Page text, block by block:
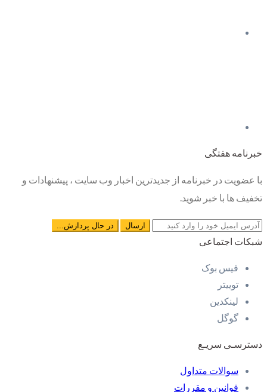
خبرنامه هفتگی
با عضویت در خبرنامه از جدیدترین اخبار وب سایت ، پیشنهادات و
تخفیف ها با خبر شوید.
شبکات اجتماعی
فیس بوک
توییتر
لینکدین
گوگل
دسترسـی سریـع
سوالات متداول
قوانین و مقررات